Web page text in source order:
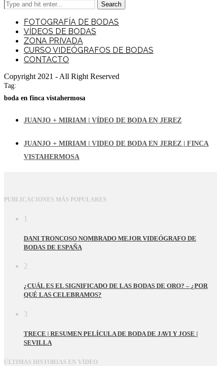
Search
FOTOGRAFÍA DE BODAS
VÍDEOS DE BODAS
ZONA PRIVADA
CURSO VIDEÓGRAFOS DE BODAS
CONTACTO
Copyright 2021 - All Right Reserved
Tag:
boda en finca vistahermosa
JUANJO + MIRIAM | VÍDEO DE BODA EN JEREZ
JUANJO + MIRIAM | VIDEO DE BODA EN JEREZ | FINCA
VISTAHERMOSA
PUBLICACIONES MÁS POPULARES
1
DANI TRONCOSO NOMBRADO MEJOR VIDEÓGRAFO DE
BODAS DE ESPAÑA
2
¿CUÁL ES EL SIGNIFICADO DE LAS BODAS DE ORO? – ¿POR
QUÉ LAS CELEBRAMOS?
3
TRECE | RESUMEN PELÍCULA DE BODA DE JAVI Y JOSE |
SEVILLA
ÚLTIMAS HISTORIAS EN VÍDEO